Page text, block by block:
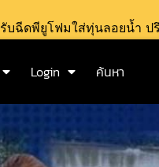
รับฉีดพียูโฟมใส่ทุ่นลอยน้ำ ป
Login ค้นหา